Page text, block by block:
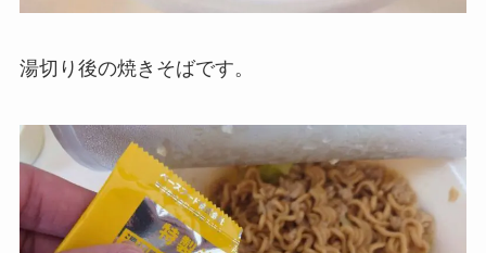
湯切り後の焼きそばです。